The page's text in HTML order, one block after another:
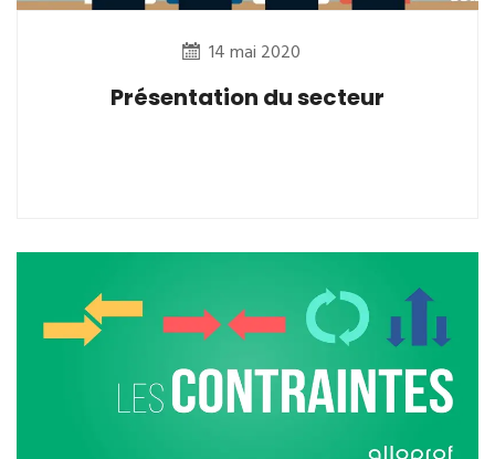
14 mai 2020
Présentation du secteur